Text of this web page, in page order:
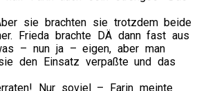
sie brachten sie trotzdem beide
Frieda brachte DÄ dann fast aus
– nun ja – eigen, aber man
den Einsatz verpaßte und das
Nur soviel – Farin meinte